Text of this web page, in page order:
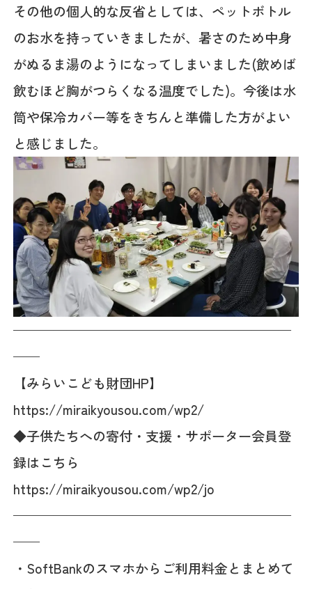
その他の個人的な反省としては、ペットボトル
のお水を持っていきましたが、暑さのため中身
がぬるま湯のようになってしまいました(飲めば
飲むほど胸がつらくなる温度でした)。今後は水
筒や保冷カバー等をきちんと準備した方がよい
と感じました。
—————————————————————
——
【みらいこども財団HP】
https://miraikyousou.com/wp2/
◆子供たちへの寄付・支援・サポーター会員登
録はこちら
https://miraikyousou.com/wp2/jo
—————————————————————
——
・SoftBankのスマホからご利用料金とまとめて